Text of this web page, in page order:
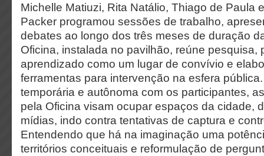
Michelle Matiuzi, Rita Natálio, Thiago de Paula
Packer programou sessões de trabalho,
debates ao longo dos três meses de duração
Oficina, instalada no pavilhão, reúne pesquisa,
aprendizado como um lugar de convívio e
ferramentas para intervenção na esfera
temporária e autônoma com os participantes,
pela Oficina visam ocupar espaços da cidade,
mídias, indo contra tentativas de captura e
Entendendo que há na imaginação uma
territórios conceituais e reformulação de